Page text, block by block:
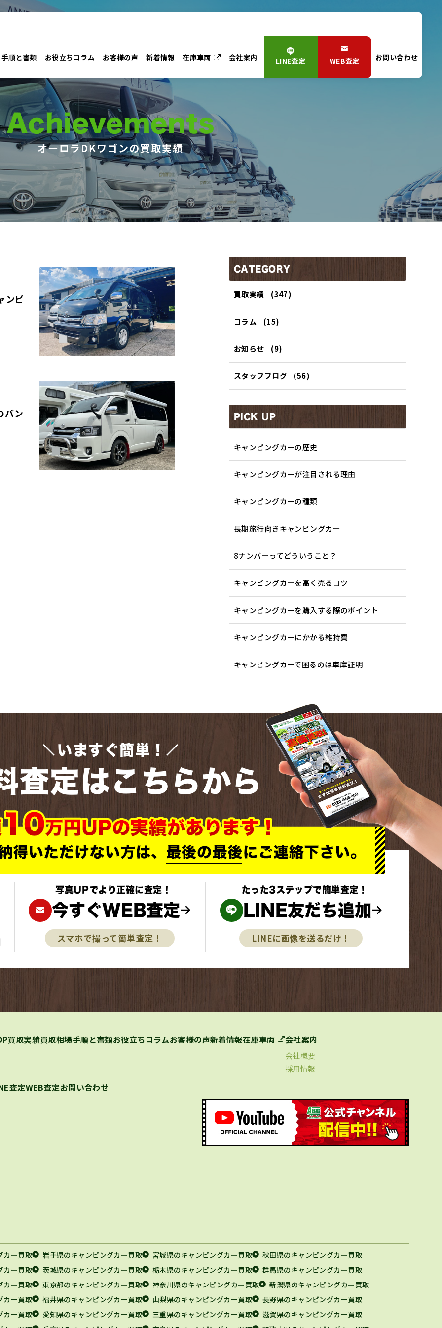
手順と書類 お役立ちコラム お客様の声 新着情報 在庫車両 会社案内 LINE査定 WEB査定 お問い合わせ
Achievements
オーロラDKワゴンの買取実績
ンピ
バン
CATEGORY
買取実績 (347)
コラム (15)
お知らせ (9)
スタッフブログ (56)
PICK UP
キャンピングカーの歴史
キャンピングカーが注目される理由
キャンピングカーの種類
長期旅行向きキャンピングカー
8ナンバーってどういうこと？
キャンピングカーを高く売るコツ
キャンピングカーを購入する際のポイント
キャンピングカーにかかる維持費
キャンピングカーで困るのは車庫証明
いますぐ簡単！
査定はこちらから
写真UPでより正確に査定！
今すぐWEB査定
スマホで撮って簡単査定！
たった3ステップで簡単査定！
LINE友だち追加
LINEに画像を送るだけ！
買取実績買取相場手順と書類お役立ちコラムお客様の声新着情報在庫車両 会社案内
会社概要
採用情報
査定WEB査定お問い合わせ
カー買取 岩手県のキャンピングカー買取 宮城県のキャンピングカー買取
秋田県のキャンピングカー買取
カー買取
茨城県のキャンピングカー買取 栃木県のキャンピングカー買取
群馬県のキャンピングカー買取
カー買取
東京都のキャンピングカー買取 神奈川県のキャンピングカー買取
新潟県のキャンピングカー買取
カー買取
福井県のキャンピングカー買取 山梨県のキャンピングカー買取
長野県のキャンピングカー買取
カー買取
愛知県のキャンピングカー買取 三重県のキャンピングカー買取
滋賀県のキャンピングカー買取